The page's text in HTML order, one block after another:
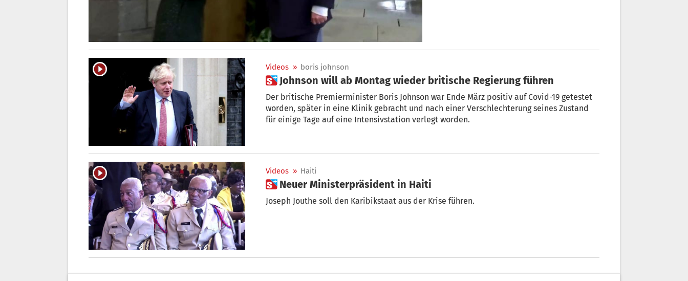
Videos » boris johnson
 Johnson will ab Montag wieder britische Regierung führen
Der britische Premierminister Boris Johnson war Ende März positiv auf Covid-19 getestet
worden, später in eine Klinik gebracht und nach einer Verschlechterung seines Zustand
für einige Tage auf eine Intensivstation verlegt worden.
Videos » Haiti
 Neuer Ministerpräsident in Haiti
Joseph Jouthe soll den Karibikstaat aus der Krise führen.